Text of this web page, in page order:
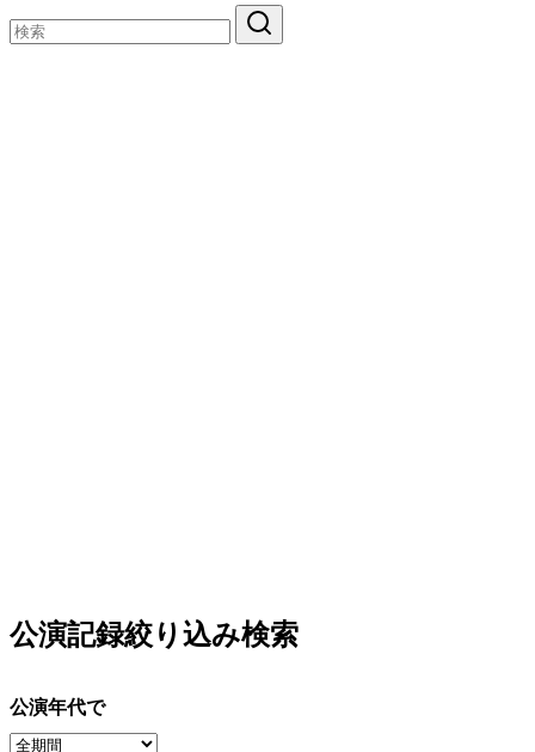
公演記録絞り込み検索
公演年代で